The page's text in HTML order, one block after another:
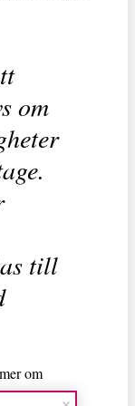
om
till
om